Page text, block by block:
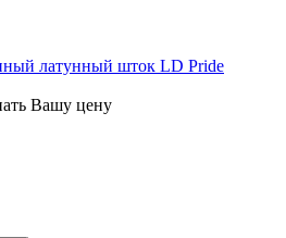
латунный шток LD Pride
Вашу цену